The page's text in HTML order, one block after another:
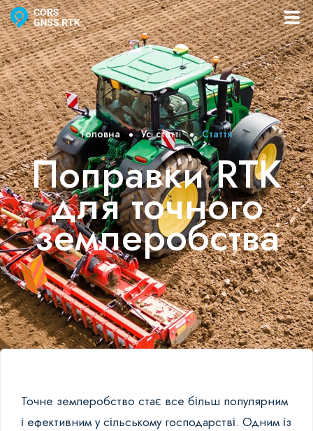
Послуги
Як працює
Каталог
Ціни
Контакти
Поправки RTK
для точного
землеробства
Головна Усі статті Стаття
Точне землеробство стає все більш популярним
і ефективним у сільському господарстві. Одним із